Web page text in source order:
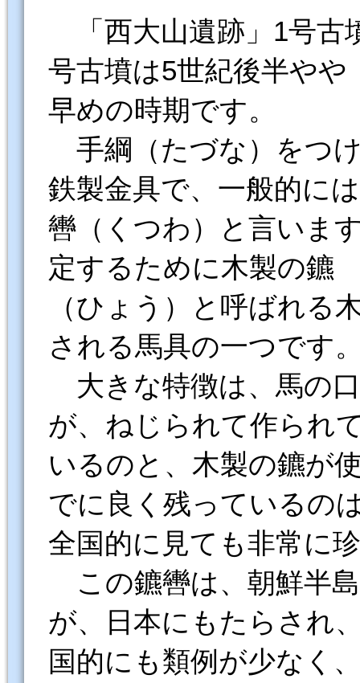
「西大山遺跡」1号古
号古墳は5世紀後半やや
早めの時期です。
手綱（たづな）をつ
鉄製金具で、一般的には
轡（くつわ）と言いま
定するために木製の鑣
（ひょう）と呼ばれる
される馬具の一つです
大きな特徴は、馬の
が、ねじられて作られ
いるのと、木製の鑣が
でに良く残っているの
全国的に見ても非常に
この鑣轡は、朝鮮半
が、日本にもたらされ
国的にも類例が少なく